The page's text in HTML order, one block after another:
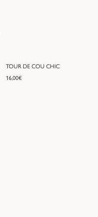
TOUR DE COU CHIC
16,00€